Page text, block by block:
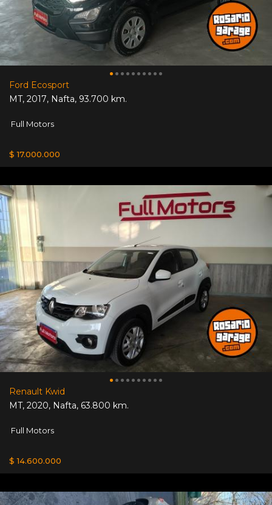
Ford Ecosport
MT, 2017, Nafta, 93.700 km.
Full Motors
$ 17.000.000
Renault Kwid
MT, 2020, Nafta, 63.800 km.
Full Motors
$ 14.600.000